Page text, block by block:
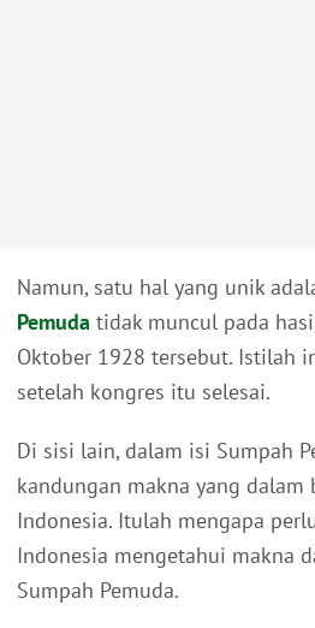
Namun, satu hal yang unik
Pemuda tidak muncul pada
Oktober 1928 tersebut. Istilah
setelah kongres itu selesai.
Di sisi lain, dalam isi Sumpah
kandungan makna yang dalam
Indonesia. Itulah mengapa
Indonesia mengetahui makna
Sumpah Pemuda.